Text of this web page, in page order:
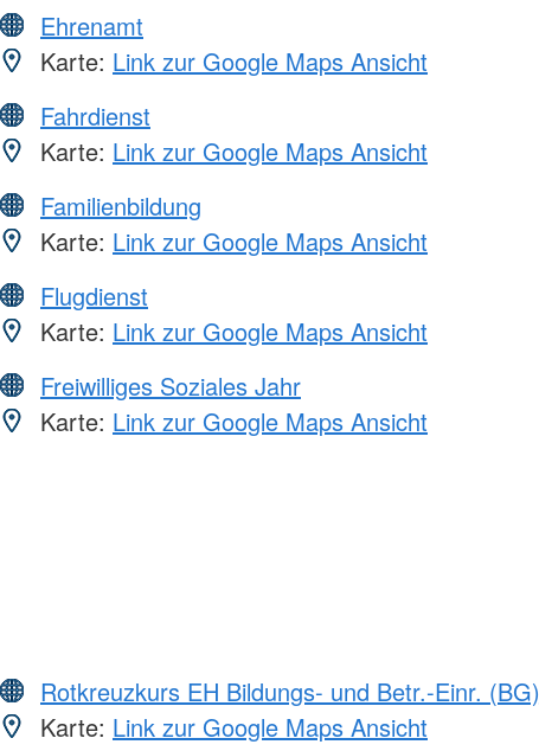
Ehrenamt
Karte: Link zur Google Maps Ansicht
Fahrdienst
Karte: Link zur Google Maps Ansicht
Familienbildung
Karte: Link zur Google Maps Ansicht
Flugdienst
Karte: Link zur Google Maps Ansicht
Freiwilliges Soziales Jahr
Karte: Link zur Google Maps Ansicht
Rotkreuzkurs EH Bildungs- und Betr.-Einr. (BG)
Karte: Link zur Google Maps Ansicht